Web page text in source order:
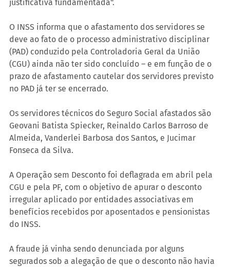
justificativa fundamentada".
O INSS informa que o afastamento dos servidores se
deve ao fato de o processo administrativo disciplinar
(PAD) conduzido pela Controladoria Geral da União
(CGU) ainda não ter sido concluído – e em função de o
prazo de afastamento cautelar dos servidores previsto
no PAD já ter se encerrado.
Os servidores técnicos do Seguro Social afastados são
Geovani Batista Spiecker, Reinaldo Carlos Barroso de
Almeida, Vanderlei Barbosa dos Santos, e Jucimar
Fonseca da Silva.
A Operação sem Desconto foi deflagrada em abril pela
CGU e pela PF, com o objetivo de apurar o desconto
irregular aplicado por entidades associativas em
benefícios recebidos por aposentados e pensionistas
do INSS.
A fraude já vinha sendo denunciada por alguns
segurados sob a alegação de que o desconto não havia